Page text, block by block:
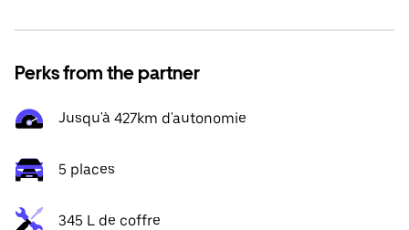
Perks from the partner
Jusqu'à 427km d'autonomie
5 places
345 L de coffre